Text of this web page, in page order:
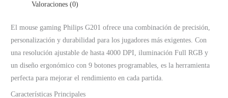
Valoraciones (0)
El mouse gaming Philips G201 ofrece una combinación de precisión,
personalización y durabilidad para los jugadores más exigentes. Con
una resolución ajustable de hasta 4000 DPI, iluminación Full RGB y
un diseño ergonómico con 9 botones programables, es la herramienta
perfecta para mejorar el rendimiento en cada partida.
Características Principales